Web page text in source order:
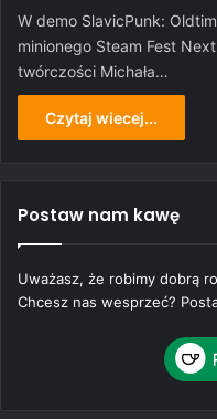
W demo SlavicPunk:
minionego Steam Fest
twórczości Michała…
Czytaj wiecej...
Postaw nam kawę
Uważasz, że robimy dobrą
Chcesz nas wesprzeć?